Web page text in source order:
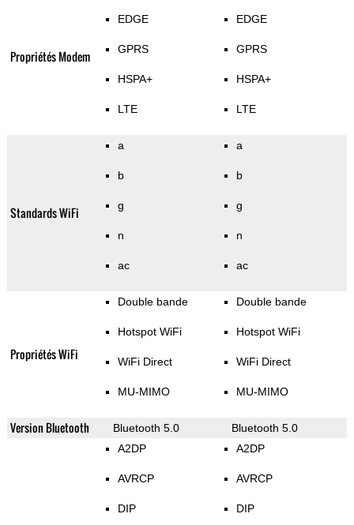
Propriétés Modem
EDGE
GPRS
HSPA+
LTE
EDGE
GPRS
HSPA+
LTE
Standards WiFi
a
b
g
n
ac
a
b
g
n
ac
Propriétés WiFi
Double bande
Hotspot WiFi
WiFi Direct
MU-MIMO
Double bande
Hotspot WiFi
WiFi Direct
MU-MIMO
Version Bluetooth Bluetooth 5.0
Bluetooth 5.0
A2DP
AVRCP
DIP
A2DP
AVRCP
DIP